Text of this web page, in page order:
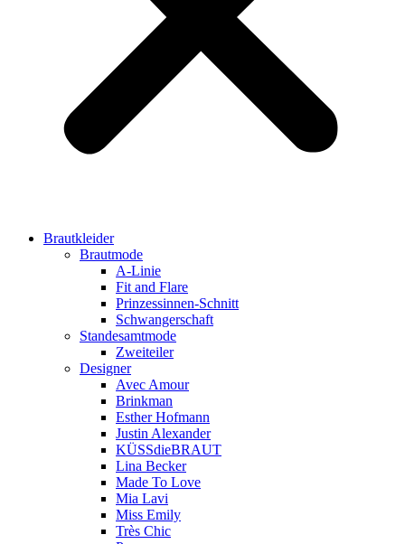
Brautkleider
Brautmode
A-Linie
Fit and Flare
Prinzessinnen-Schnitt
Schwangerschaft
Standesamtmode
Zweiteiler
Designer
Avec Amour
Brinkman
Esther Hofmann
Justin Alexander
KÜSSdieBRAUT
Lina Becker
Made To Love
Mia Lavi
Miss Emily
Très Chic